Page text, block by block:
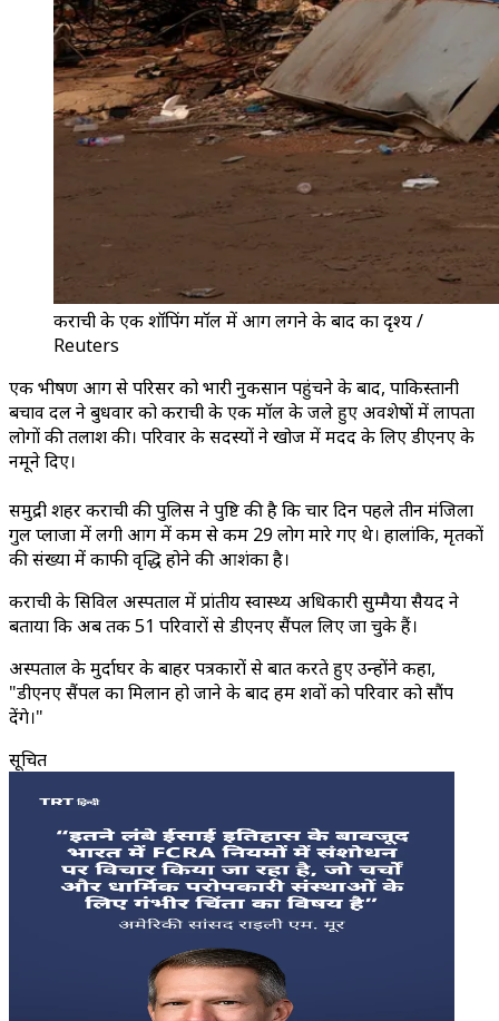
कराची के एक शॉपिंग मॉल में आग लगने के बाद का दृश्य /
Reuters
एक भीषण आग से परिसर को भारी नुकसान पहुंचने के बाद, पाकिस्तानी
बचाव दल ने बुधवार को कराची के एक मॉल के जले हुए अवशेषों में लापता
लोगों की तलाश की। परिवार के सदस्यों ने खोज में मदद के लिए डीएनए के
नमूने दिए।
समुद्री शहर कराची की पुलिस ने पुष्टि की है कि चार दिन पहले तीन मंजिला
गुल प्लाजा में लगी आग में कम से कम 29 लोग मारे गए थे। हालांकि, मृतकों
की संख्या में काफी वृद्धि होने की आशंका है।
कराची के सिविल अस्पताल में प्रांतीय स्वास्थ्य अधिकारी सुम्मैया सैयद ने
बताया कि अब तक 51 परिवारों से डीएनए सैंपल लिए जा चुके हैं।
अस्पताल के मुर्दाघर के बाहर पत्रकारों से बात करते हुए उन्होंने कहा,
"डीएनए सैंपल का मिलान हो जाने के बाद हम शवों को परिवार को सौंप
देंगे।"
सूचित